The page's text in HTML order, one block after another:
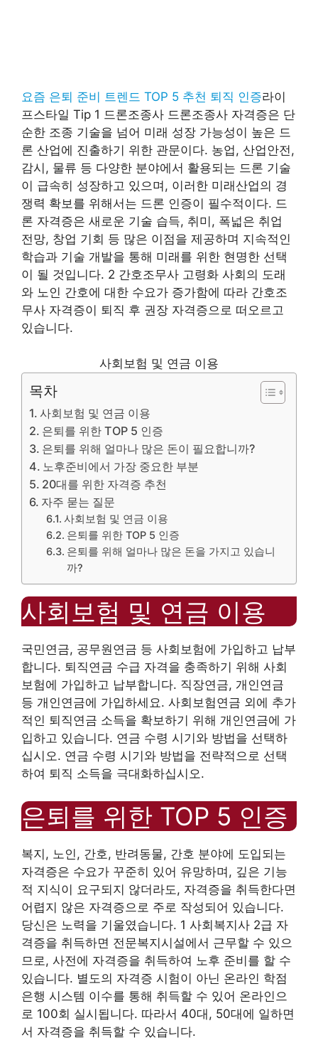
요즘 은퇴 준비 트렌드 TOP 5 추천 퇴직 인증라이
프스타일 Tip 1 드론조종사 드론조종사 자격증은 단
순한 조종 기술을 넘어 미래 성장 가능성이 높은 드
론 산업에 진출하기 위한 관문이다. 농업, 산업안전,
감시, 물류 등 다양한 분야에서 활용되는 드론 기술
이 급속히 성장하고 있으며, 이러한 미래산업의 경
쟁력 확보를 위해서는 드론 인증이 필수적이다. 드
론 자격증은 새로운 기술 습득, 취미, 폭넓은 취업
전망, 창업 기회 등 많은 이점을 제공하며 지속적인
학습과 기술 개발을 통해 미래를 위한 현명한 선택
이 될 것입니다. 2 간호조무사 고령화 사회의 도래
와 노인 간호에 대한 수요가 증가함에 따라 간호조
무사 자격증이 퇴직 후 권장 자격증으로 떠오르고
있습니다.
사회보험 및 연금 이용
목차
사회보험 및 연금 이용
은퇴를 위한 TOP 5 인증
은퇴를 위해 얼마나 많은 돈이 필요합니까?
노후준비에서 가장 중요한 부분
20대를 위한 자격증 추천
자주 묻는 질문
사회보험 및 연금 이용
은퇴를 위한 TOP 5 인증
은퇴를 위해 얼마나 많은 돈을 가지고 있습니
까?
사회보험 및 연금 이용
국민연금, 공무원연금 등 사회보험에 가입하고 납부
합니다. 퇴직연금 수급 자격을 충족하기 위해 사회
보험에 가입하고 납부합니다. 직장연금, 개인연금
등 개인연금에 가입하세요. 사회보험연금 외에 추가
적인 퇴직연금 소득을 확보하기 위해 개인연금에 가
입하고 있습니다. 연금 수령 시기와 방법을 선택하
십시오. 연금 수령 시기와 방법을 전략적으로 선택
하여 퇴직 소득을 극대화하십시오.
은퇴를 위한 TOP 5 인증
복지, 노인, 간호, 반려동물, 간호 분야에 도입되는
자격증은 수요가 꾸준히 있어 유망하며, 깊은 기능
적 지식이 요구되지 않더라도, 자격증을 취득한다면
어렵지 않은 자격증으로 주로 작성되어 있습니다.
당신은 노력을 기울였습니다. 1 사회복지사 2급 자
격증을 취득하면 전문복지시설에서 근무할 수 있으
므로, 사전에 자격증을 취득하여 노후 준비를 할 수
있습니다. 별도의 자격증 시험이 아닌 온라인 학점
은행 시스템 이수를 통해 취득할 수 있어 온라인으
로 100회 실시됩니다. 따라서 40대, 50대에 일하면
서 자격증을 취득할 수 있습니다.